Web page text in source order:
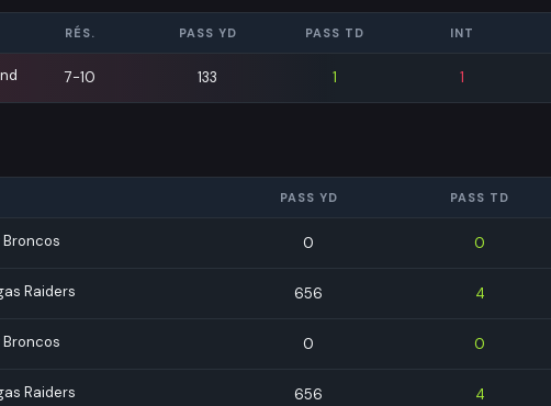
RÉS. PASS YD PASS TD INT
Patriots7-10 133 1 1
PASS YD PASS TD
0 0
Raiders 656 4
0 0
Raiders 656 4